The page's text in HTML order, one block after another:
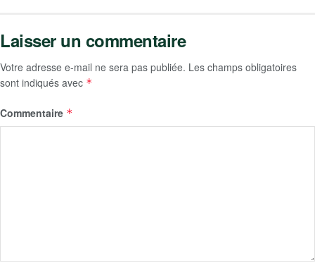
Laisser un commentaire
Votre adresse e-mail ne sera pas publiée. Les champs obligatoires
sont indiqués avec *
Commentaire *